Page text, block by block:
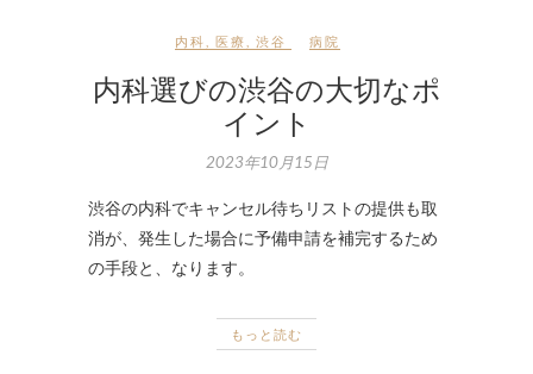
内科 医療 渋谷 病院
内科選びの渋谷の大切なポ
イント
2023年10月15日
渋谷の内科でキャンセル待ちリストの提供も取
消が、発生した場合に予備申請を補完するため
の手段と、なります。
もっと読む